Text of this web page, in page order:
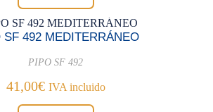
SF 492 MEDITERRÁNEO
PIPO SF 492
41,00€ IVA incluido